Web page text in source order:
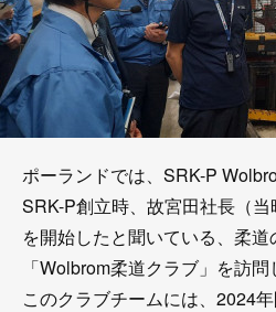
ポーランドでは、SRK-P
SRK-P創立時、故宮田社長（
を開始したと聞いている、柔
「Wolbrom柔道クラブ」を訪問
このクラブチームには、2024